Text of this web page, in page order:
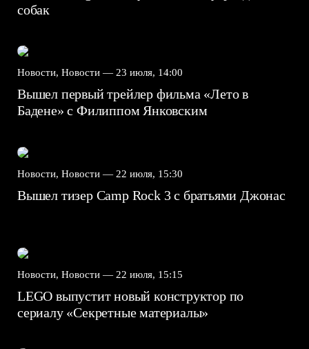
собак
Новости, Новости — 23 июля, 14:00
Вышел первый трейлер фильма «Лето в
Бадене» с Филиппом Янковским
Новости, Новости — 22 июля, 15:30
Вышел тизер Camp Rock 3 с братьями Джонас
Новости, Новости — 22 июля, 15:15
LEGO выпустит новый конструктор по
сериалу «Секретные материалы»